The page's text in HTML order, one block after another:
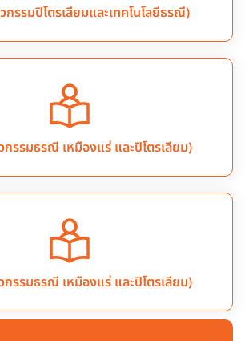
กรรมปิโตรเลียมและเทคโนโลยีธรณี)
กรรมธรณี เหมืองแร่ และปิโตรเลียม)
กรรมธรณี เหมืองแร่ และปิโตรเลียม)